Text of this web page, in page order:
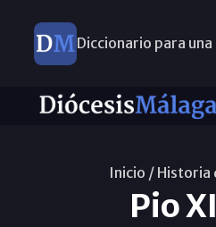
Diccionario para una
Nuevos
Inicio / Historia
Pio